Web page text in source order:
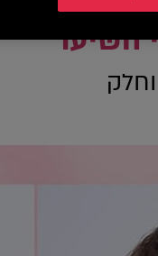
השיער